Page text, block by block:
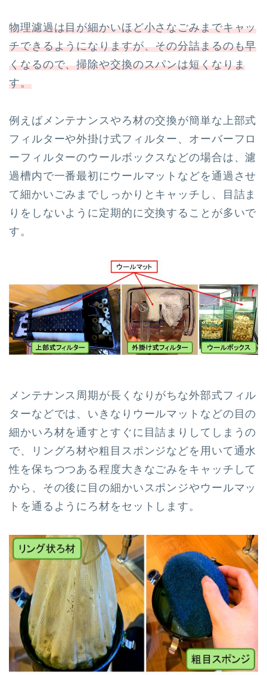
物理濾過は目が細かいほど小さなごみまでキャッ
チできるようになりますが、その分詰まるのも早
くなるので、掃除や交換のスパンは短くなりま
す。
例えばメンテナンスやろ材の交換が簡単な上部式
フィルターや外掛け式フィルター、オーバーフロ
ーフィルターのウールボックスなどの場合は、濾
過槽内で一番最初にウールマットなどを通過させ
て細かいごみまでしっかりとキャッチし、目詰ま
りをしないように定期的に交換することが多いで
す。
メンテナンス周期が長くなりがちな外部式フィル
ターなどでは、いきなりウールマットなどの目の
細かいろ材を通すとすぐに目詰まりしてしまうの
で、リングろ材や粗目スポンジなどを用いて通水
性を保ちつつある程度大きなごみをキャッチして
から、その後に目の細かいスポンジやウールマッ
トを通るようにろ材をセットします。